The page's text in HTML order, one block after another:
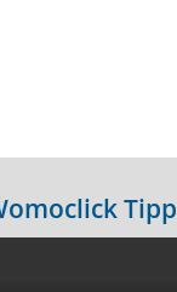
Tipp